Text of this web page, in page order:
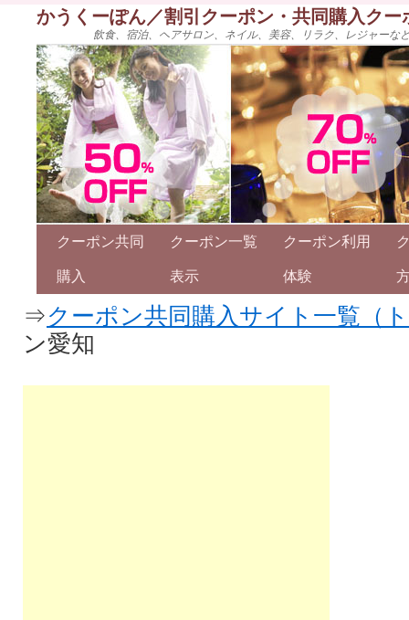
かうくーぽん／割引クーポン・共同購入ク
飲食、宿泊、ヘアサロン、ネイル、美容、リラク、レジャー
クーポン共同
購入
クーポン一覧
表示
クーポン利用
体験
⇒クーポン共同購入サイト一覧（
ン愛知